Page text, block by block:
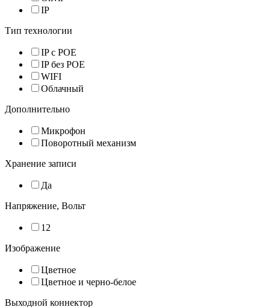
IP
Тип технологии
IP с POE
IP без POE
WIFI
Облачный
Дополнительно
Микрофон
Поворотный механизм
Хранение записи
Да
Напряжение, Вольт
12
Изображение
Цветное
Цветное и черно-белое
Выходной коннектор